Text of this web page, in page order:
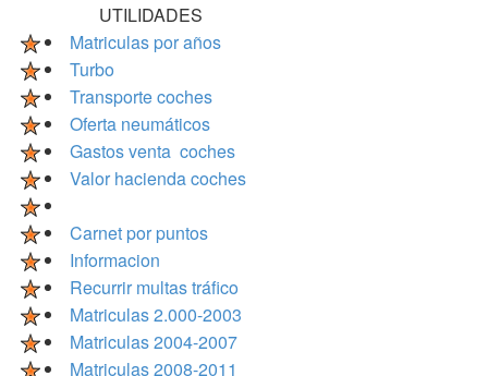
UTILIDADES
Matriculas por años
Turbo
Transporte coches
Oferta neumáticos
Gastos venta coches
Valor hacienda coches
Carnet por puntos
Informacion
Recurrir multas tráfico
Matriculas 2.000-2003
Matriculas 2004-2007
Matriculas 2008-2011